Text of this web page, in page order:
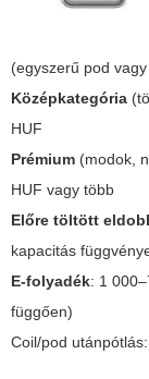
(egyszerű pod
Középkategória
HUF
Prémium (modok,
HUF vagy több
Előre töltött
kapacitás
E-folyadék: 1
függően)
Coil/pod